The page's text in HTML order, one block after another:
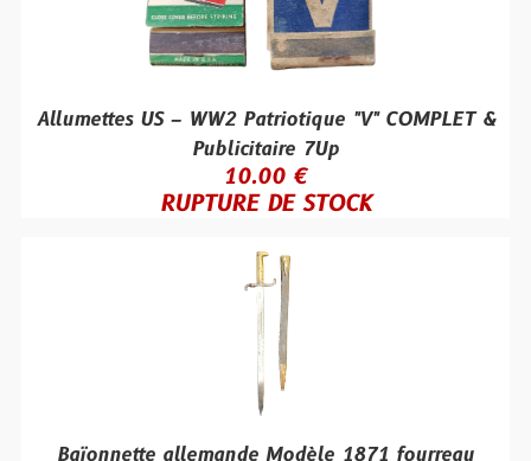
Allumettes US – WW2 Patriotique "V" COMPLET &
Publicitaire 7Up
10.00 €
RUPTURE DE STOCK
Baïonnette allemande Modèle 1871 fourreau